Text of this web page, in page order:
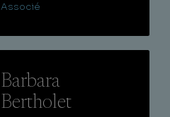
Associé
Barbara
Bertholet